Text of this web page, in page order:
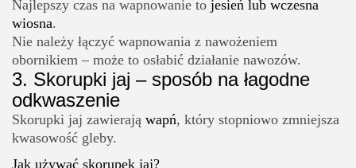
Najlepszy czas na wapnowanie to jesień lub wczesna
wiosna.
Nie należy łączyć wapnowania z nawożeniem
obornikiem – może to osłabić działanie nawozów.
3. Skorupki jaj – sposób na łagodne
odkwaszenie
Skorupki jaj zawierają wapń, który stopniowo zmniejsza
kwasowość gleby.
Jak używać skorupek jaj?